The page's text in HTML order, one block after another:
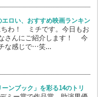
ロい、おすすめ映画ランキン
わ！ ミチです。今日もお
さんにご紹介します！ 今
な感じで…笑...
ーンブック」を彩る14のトリ